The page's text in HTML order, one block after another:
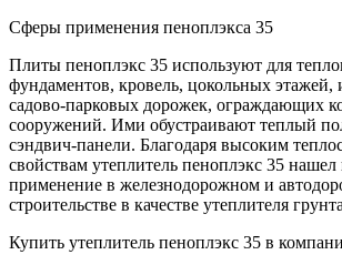
Сферы применения пеноплэкса 35
Плиты пеноплэкс 35 используют для
фундаментов, кровель, цокольных этажей,
садово-парковых дорожек, ограждающих
сооружений. Ими обустраивают теплый
сэндвич-панели. Благодаря высоким
свойствам утеплитель пеноплэкс 35
применение в железнодорожном и
строительстве в качестве утеплителя
Купить утеплитель пеноплэкс 35 в